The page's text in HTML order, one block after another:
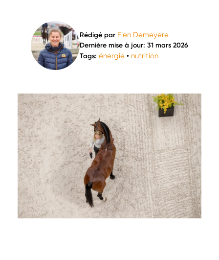
Rédigé par Fien Demeyere
Dernière mise à jour: 31 mars 2026
Tags: énergie • nutrition